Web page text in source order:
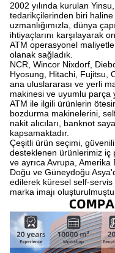
2002 yılında kurulan
tedarikçilerinden biri haline
uzmanlığımızla, dünya
ihtiyaçlarını karşılayarak
ATM operasyonel
olanak sağladık.
NCR, Wincor Nixdorf,
Hyosung, Hitachi, Fujitsu,
ana uluslararası ve yerli
makinesi ve uyumlu parça
ATM ile ilgili ürünlerin
bozdurma makinelerini,
nakit alıcıları, banknot
kapsamaktadır.
Çeşitli ürün seçimi,
desteklenen ürünlerimiz iç
ve ayrıca Avrupa,
Doğu ve Güneydoğu
edilerek küresel self-
marka imajı